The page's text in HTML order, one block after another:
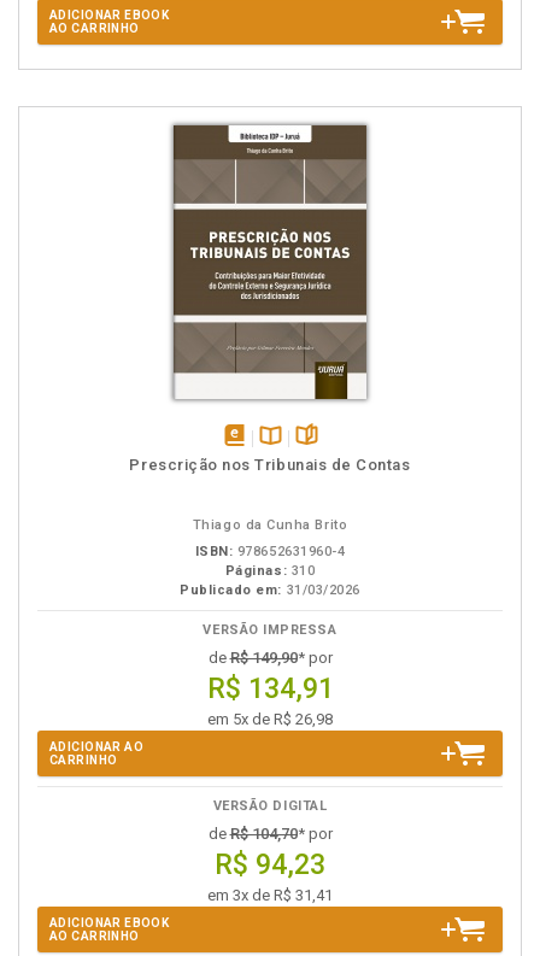
ADICIONAR EBOOK
AO CARRINHO
disponível
Disponível
páginas
Prescrição nos Tribunais de Contas
Thiago da Cunha Brito
ISBN: 978652631960-4
Páginas: 310
Publicado em: 31/03/2026
VERSÃO IMPRESSA
deR$ 149,90* por
R$ 134,91
em 5x de R$ 26,98
ADICIONAR AO
CARRINHO
VERSÃO DIGITAL
deR$ 104,70* por
R$ 94,23
em 3x de R$ 31,41
ADICIONAR EBOOK
AO CARRINHO